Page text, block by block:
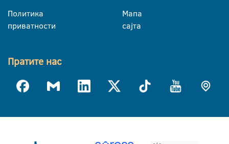
Политика
приватности
Мапа
сајта
Пратите нас